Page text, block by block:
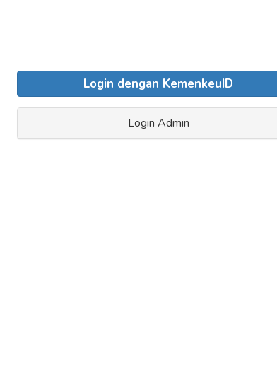
Login dengan KemenkeuID
Login Admin